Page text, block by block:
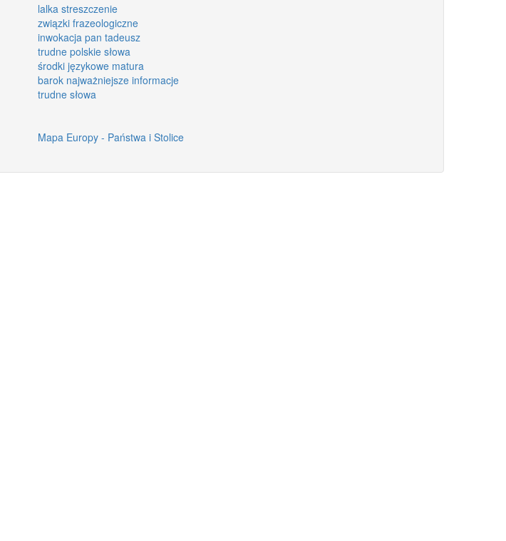
lalka streszczenie
związki frazeologiczne
inwokacja pan tadeusz
trudne polskie słowa
środki językowe matura
barok najważniejsze informacje
trudne słowa
Mapa Europy - Państwa i Stolice